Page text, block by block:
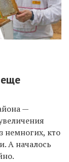
—
немногих, кто
А началось